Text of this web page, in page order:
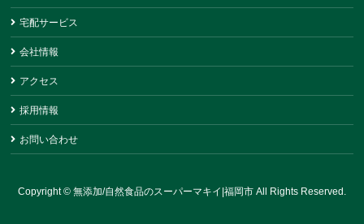
宅配サービス
会社情報
アクセス
採用情報
お問い合わせ
Copyright © 無添加/自然食品のスーパーマキイ|福岡市All Rights Reserved.